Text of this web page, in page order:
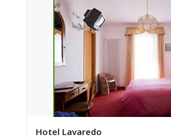
Hotel Lavaredo